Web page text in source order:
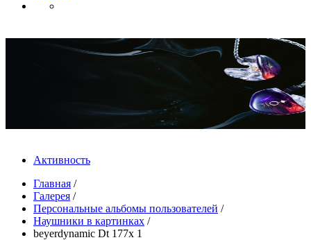
Активность
Главная /
Галерея /
Персональные альбомы пользователей /
Наушники в картинках /
beyerdynamic Dt 177x 1